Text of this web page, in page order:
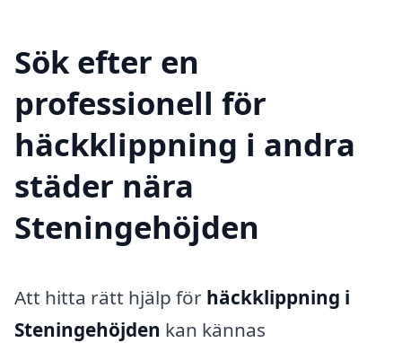
Sök efter en
professionell för
häckklippning i andra
städer nära
Steningehöjden
Att hitta rätt hjälp för häckklippning i
Steningehöjden kan kännas